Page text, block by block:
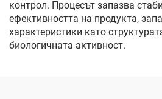
контрол. Процесът запазва
ефективността на продукта,
характеристики като
биологичната активност.